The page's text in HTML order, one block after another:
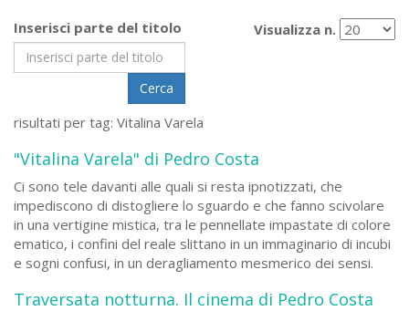
Inserisci parte del titolo
Cerca
Visualizza n.
risultati per tag: Vitalina Varela
"Vitalina Varela" di Pedro Costa
Ci sono tele davanti alle quali si resta ipnotizzati, che
impediscono di distogliere lo sguardo e che fanno scivolare
in una vertigine mistica, tra le pennellate impastate di colore
ematico, i confini del reale slittano in un immaginario di incubi
e sogni confusi, in un deragliamento mesmerico dei sensi.
Traversata notturna. Il cinema di Pedro Costa